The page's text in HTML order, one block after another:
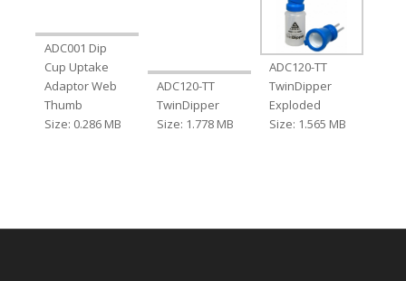
ADC001 Dip
Cup Uptake
Adaptor Web
Thumb
Size: 0.286 MB
ADC120-TT
TwinDipper
Size: 1.778 MB
ADC120-TT
TwinDipper
Exploded
Size: 1.565 MB